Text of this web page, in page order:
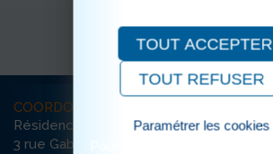
COORDONNÉES
Résidence Le Grand Clos
3 rue Gabriel Péri
TOUT ACCEPTER
TOUT REFUSER
Paramétrer les cookies